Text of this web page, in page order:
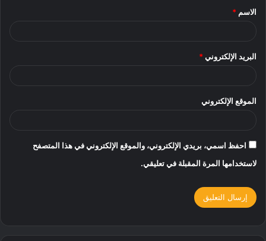
*
الاسم *
البريد الإلكتروني *
الموقع الإلكتروني
احفظ اسمي، بريدي الإلكتروني، والموقع الإلكتروني في هذا المتصفح
لاستخدامها المرة المقبلة في تعليقي.